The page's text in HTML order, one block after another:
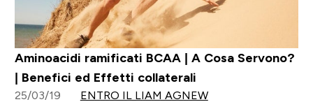
Aminoacidi ramificati BCAA | A Cosa Servono?
| Benefici ed Effetti collaterali
25/03/19 ENTRO IL LIAM AGNEW